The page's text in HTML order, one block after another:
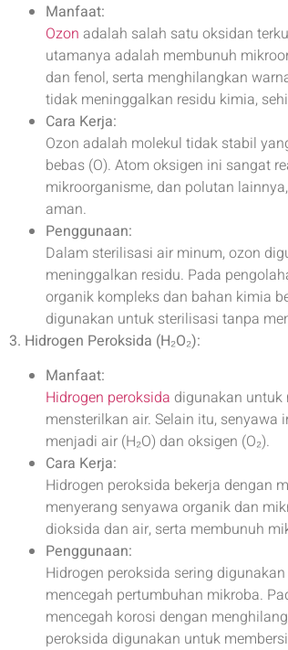
Manfaat:
Ozon adalah salah satu oksidan
utamanya adalah membunuh
dan fenol, serta menghilangkan
tidak meninggalkan residu kimia,
Cara Kerja:
Ozon adalah molekul tidak stabil
bebas (O). Atom oksigen ini sangat
mikroorganisme, dan polutan
aman.
Penggunaan:
Dalam sterilisasi air minum, ozon
meninggalkan residu. Pada
organik kompleks dan bahan kimia
digunakan untuk sterilisasi tanpa
3. Hidrogen Peroksida (H₂O₂):
Manfaat:
Hidrogen peroksida digunakan untuk
mensterilkan air. Selain itu,
menjadi air (H₂O) dan oksigen (O₂).
Cara Kerja:
Hidrogen peroksida bekerja dengan
menyerang senyawa organik dan
dioksida dan air, serta membunuh
Penggunaan:
Hidrogen peroksida sering
mencegah pertumbuhan mikroba.
mencegah korosi dengan
peroksida digunakan untuk